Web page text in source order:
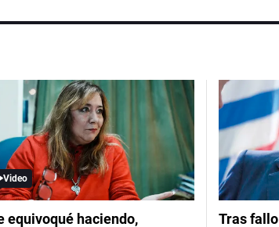
Video
equivoqué haciendo,
Tras